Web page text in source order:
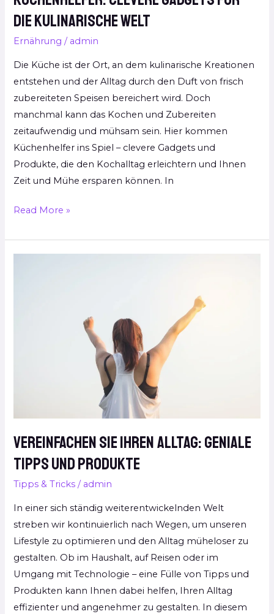
die kulinarische Welt
Ernährung / admin
Die Küche ist der Ort, an dem kulinarische Kreationen
entstehen und der Alltag durch den Duft von frisch
zubereiteten Speisen bereichert wird. Doch
manchmal kann das Kochen und Zubereiten
zeitaufwendig und mühsam sein. Hier kommen
Küchenhelfer ins Spiel – clevere Gadgets und
Produkte, die den Kochalltag erleichtern und Ihnen
Zeit und Mühe ersparen können. In
Read More »
Vereinfachen Sie Ihren Alltag: Geniale
Tipps und Produkte
Tipps & Tricks / admin
In einer sich ständig weiterentwickelnden Welt
streben wir kontinuierlich nach Wegen, um unseren
Lifestyle zu optimieren und den Alltag müheloser zu
gestalten. Ob im Haushalt, auf Reisen oder im
Umgang mit Technologie – eine Fülle von Tipps und
Produkten kann Ihnen dabei helfen, Ihren Alltag
effizienter und angenehmer zu gestalten. In diesem